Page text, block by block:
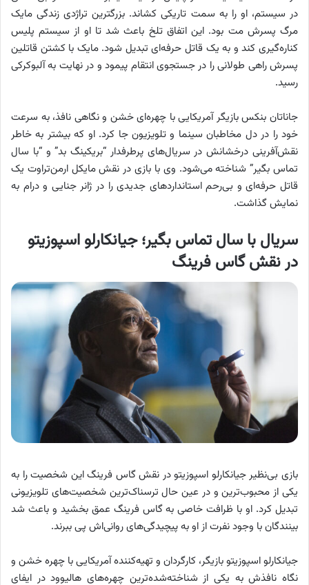
در سیستم، او را به سمت تاریکی کشاند. بزرگترین تراژدی زندگی مایک
مرگ پسرش مت بود. این اتفاق تلخ باعث شد تا او از سیستم پلیس
کناره‌گیری کند و به یک قاتل حرفه‌ای تبدیل شود. مایک با کشتن قاتلین
پسرش راهی طولانی را در جستجوی انتقام پیمود و در نهایت به آلبوکرکی
رسید.
جاناتان بنکس بازیگر آمریکایی با چهره‌ای خشن و نگاهی نافذ، به سرعت
خود را در دل مخاطبان سینما و تلویزیون جا کرد. او که بیشتر به خاطر
نقش‌آفرینی درخشانش در سریال‌های پرطرفدار “بریکینگ بد” و “با سال
تماس بگیر” شناخته می‌شود. وی با بازی در نقش مایکل ارمن‌تراوت یک
قاتل حرفه‌ای و بی‌رحم استانداردهای جدیدی را در ژانر جنایی و درام به
نمایش گذاشت.
سریال با سال تماس بگیر؛ جیانکارلو اسپوزیتو
در نقش گاس فرینگ
بازی بی‌نظیر جیانکارلو اسپوزیتو در نقش گاس فرینگ این شخصیت را به
یکی از محبوب‌ترین و در عین حال ترسناک‌ترین شخصیت‌های تلویزیونی
تبدیل کرد. او با ظرافت خاصی به گاس فرینگ عمق بخشید و باعث شد
بینندگان با وجود نفرت از او به پیچیدگی‌های روانی‌اش پی ببرند.
جیانکارلو اسپوزیتو بازیگر، کارگردان و تهیه‌کننده آمریکایی با چهره خشن و
نگاه نافذش به یکی از شناخته‌شده‌ترین چهره‌های هالیوود در ایفای